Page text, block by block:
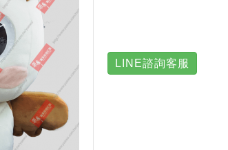
LINE諮詢客服